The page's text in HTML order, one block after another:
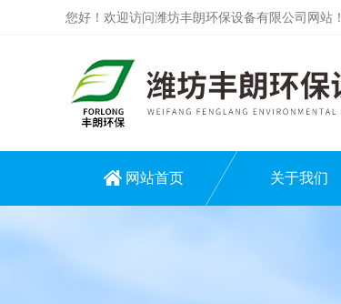
您好！欢迎访问潍坊丰朗环保设备有限公司网站！
网站首页 关于我们